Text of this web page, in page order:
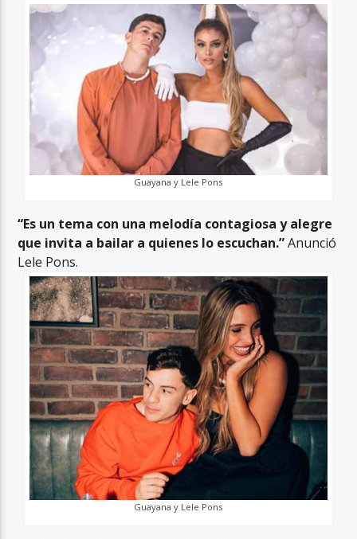
Guayana y Lele Pons
“Es un tema con una melodía contagiosa y alegre
que invita a bailar a quienes lo escuchan.”Anunció
Lele Pons.
Guayana y Lele Pons